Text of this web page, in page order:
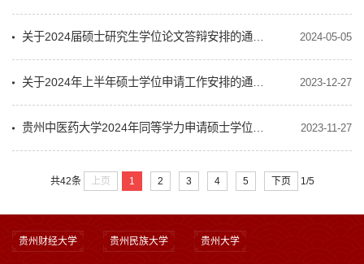
2024-05-05
2023-12-27
2023-11-27
共42条 上页 1 2 3 4 5 下页 1/5
贵州财经大学 贵州民族大学 贵州大学